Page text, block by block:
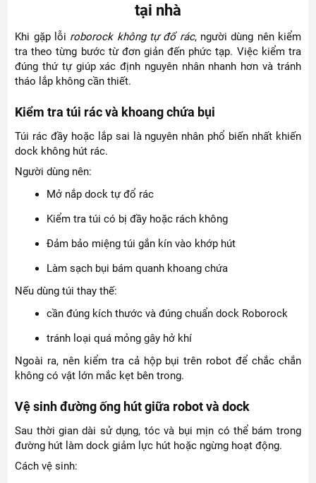
tại nhà
Khi gặp lỗi roborock không tự đổ rác, người dùng nên kiểm
tra theo từng bước từ đơn giản đến phức tạp. Việc kiểm tra
đúng thứ tự giúp xác định nguyên nhân nhanh hơn và tránh
tháo lắp không cần thiết.
Kiểm tra túi rác và khoang chứa bụi
Túi rác đầy hoặc lắp sai là nguyên nhân phổ biến nhất khiến
dock không hút rác.
Người dùng nên:
Mở nắp dock tự đổ rác
Kiểm tra túi có bị đầy hoặc rách không
Đảm bảo miệng túi gắn kín vào khớp hút
Làm sạch bụi bám quanh khoang chứa
Nếu dùng túi thay thế:
cần đúng kích thước và đúng chuẩn dock Roborock
tránh loại quá mỏng gây hở khí
Ngoài ra, nên kiểm tra cả hộp bụi trên robot để chắc chắn
không có vật lớn mắc kẹt bên trong.
Vệ sinh đường ống hút giữa robot và dock
Sau thời gian dài sử dụng, tóc và bụi mịn có thể bám trong
đường hút làm dock giảm lực hút hoặc ngừng hoạt động.
Cách vệ sinh: